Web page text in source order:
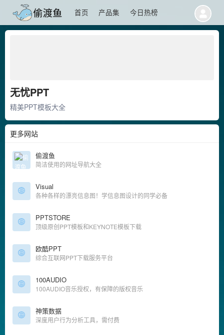
首页 产品集 今日热榜
无忧PPT
精美PPT模板大全
更多网站
偷渡鱼
简洁使用的网址导航大全
Visual
各种各样的漂亮信息图！学信息图设计的同学必备
PPTSTORE
顶级原创PPT模板和KEYNOTE模板下载
欧酷PPT
综合互联网PPT下载服务平台
100AUDIO
100AUDIO音乐授权，有保障的版权音乐
神策数据
深度用户行为分析工具，需付费